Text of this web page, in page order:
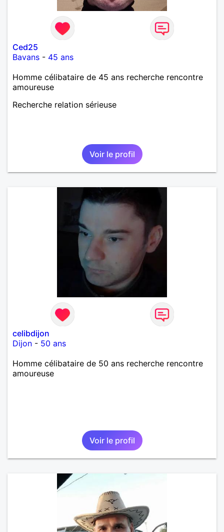
Ced25
Bavans - 45 ans
Homme célibataire de 45 ans recherche rencontre
amoureuse
Recherche relation sérieuse
Voir le profil
celibdijon
Dijon - 50 ans
Homme célibataire de 50 ans recherche rencontre
amoureuse
Voir le profil